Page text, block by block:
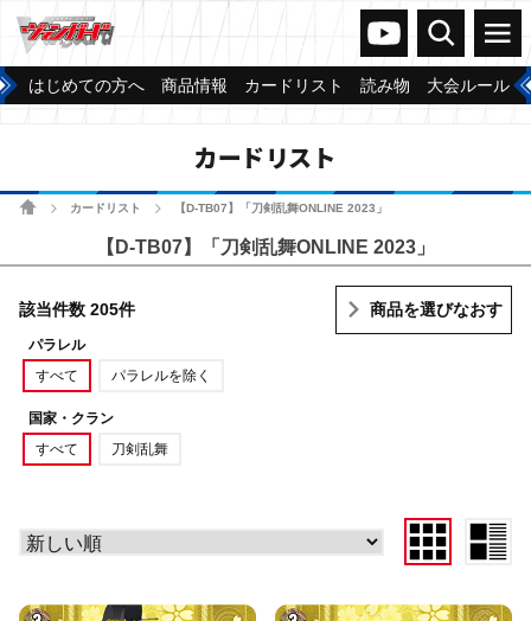
ヴァンガードch
検索 メニュー
はじめての方へ 商品情報 カードリスト 読み物 大会ルール
カードリスト
ホームカードリスト 【D-TB07】「刀剣乱舞ONLINE 2023」
【D-TB07】「刀剣乱舞ONLINE 2023」
該当件数 205件 商品を選びなおす
パラレル
すべて
パラレルを除く
国家・クラン
すべて
刀剣乱舞